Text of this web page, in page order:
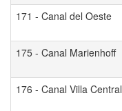
171 - Canal del Oeste
175 - Canal Marienhoff
176 - Canal Villa Central